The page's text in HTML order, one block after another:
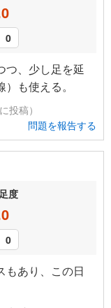
0
つ、少し足を延
も使える。
投稿）
問題を報告する
度
0
もあり、この日